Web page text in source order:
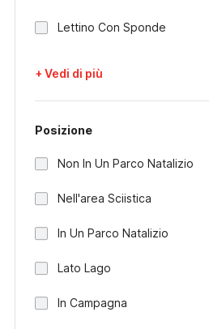
Lettino Con Sponde
+ Vedi di più
Posizione
Non In Un Parco Natalizio
Nell'area Sciistica
In Un Parco Natalizio
Lato Lago
In Campagna